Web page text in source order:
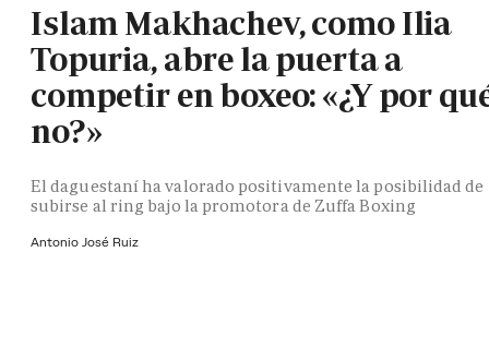
Islam Makhachev, como Ilia
Topuria, abre la puerta a
competir en boxeo: «¿Y por
no?»
El daguestaní ha valorado positivamente la posibilidad de
subirse al ring bajo la promotora de Zuffa Boxing
Antonio José Ruiz